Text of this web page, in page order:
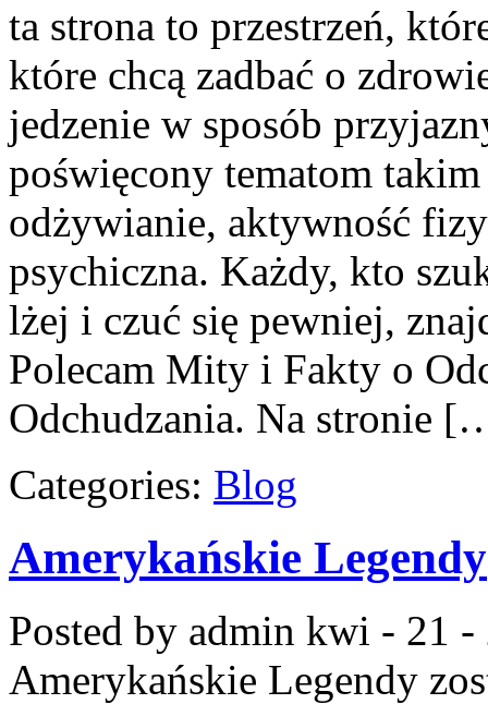
ta strona to przestrzeń,
które chcą zadbać o
jedzenie w sposób
poświęcony tematom
odżywianie, aktywność
psychiczna. Każdy, kto
lżej i czuć się pewniej,
Polecam Mity i Fakty o
Odchudzania. Na stronie
Categories: Blog
Amerykańskie Legendy
Posted by admin kwi - 21 -
Amerykańskie Legendy